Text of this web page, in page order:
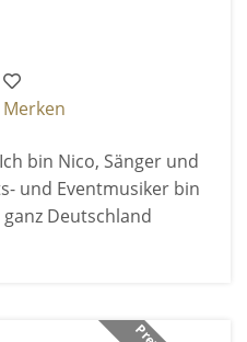
Merken
bin Nico, Sänger und
und Eventmusiker bin
Deutschland